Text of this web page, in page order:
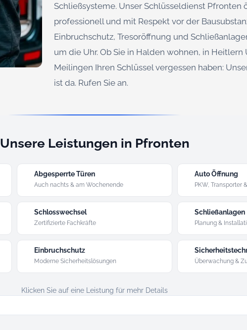
Schließsysteme. Unser Schlüsseldienst Pfronten
professionell und mit Respekt vor der
Einbruchschutz, Tresoröffnung und
um die Uhr. Ob Sie in Halden wohnen, in
Meilingen Ihren Schlüssel vergessen haben:
ist da. Rufen Sie an.
Unsere Leistungen in Pfronten
Abgesperrte Türen
Auch nachts & am Wochenende
Auto Öffnung
PKW, Transporter
Schlosswechsel
Zertifizierte Fachkräfte
Schließanlagen
Planung &
Einbruchschutz
Moderne Sicherheitslösungen Überwachung &
Klicken Sie auf eine Leistung für mehr Details